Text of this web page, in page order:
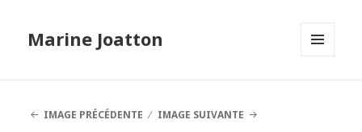
Marine Joatton
IMAGE PRÉCÉDENTE
IMAGE SUIVANTE